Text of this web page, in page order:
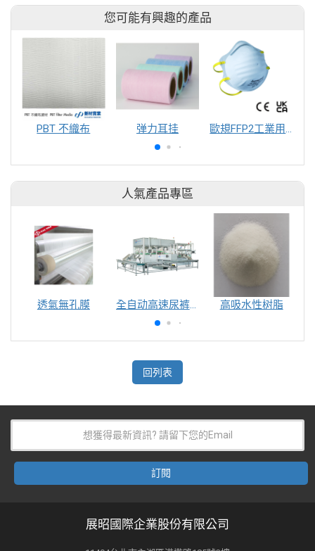
您可能有興趣的產品
PBT 不織布 弹力耳挂 歐規FFP2工業用微細粉塵防塵口罩
人氣產品專區
透氣無孔膜 全自动高速尿裤包装机（自动换号） 高吸水性树脂
回列表
展昭國際企業股份有限公司